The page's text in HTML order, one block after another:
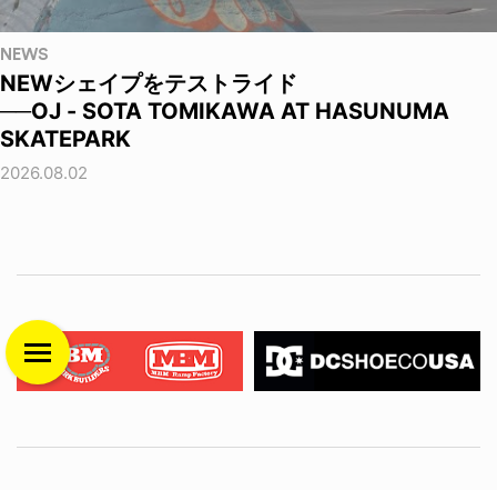
NEWS
NEWシェイプをテストライド
──OJ - SOTA TOMIKAWA AT HASUNUMA
SKATEPARK
2026.08.02